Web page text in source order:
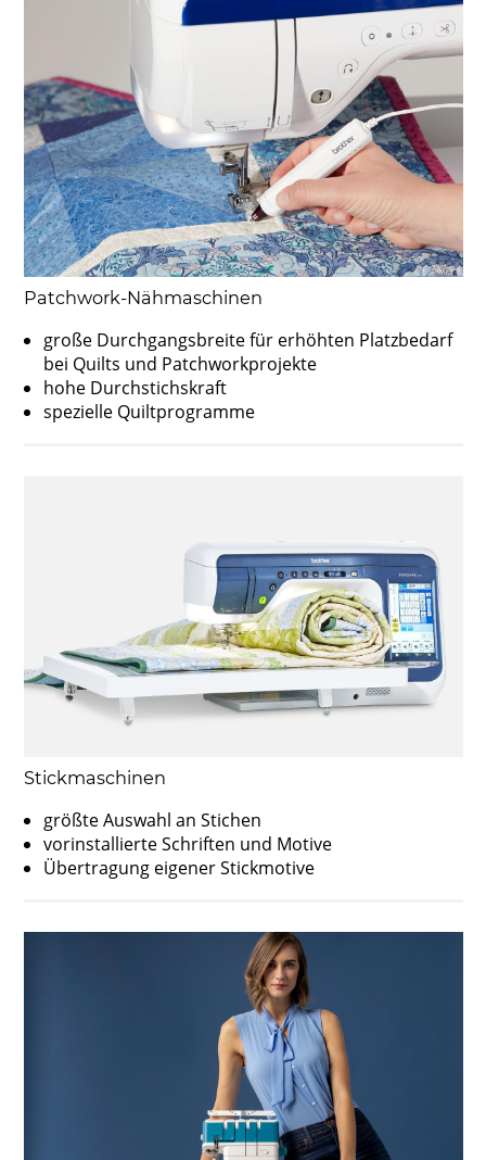
Patchwork-Nähmaschinen
große Durchgangsbreite für erhöhten Platzbedarf
bei Quilts und Patchworkprojekte
hohe Durchstichskraft
spezielle Quiltprogramme
Stickmaschinen
größte Auswahl an Stichen
vorinstallierte Schriften und Motive
Übertragung eigener Stickmotive